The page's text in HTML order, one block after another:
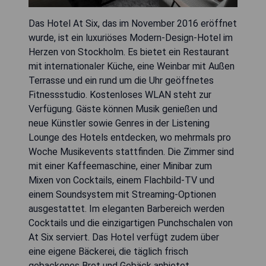
Das Hotel At Six, das im November 2016 eröffnet
wurde, ist ein luxuriöses Modern-Design-Hotel im
Herzen von Stockholm. Es bietet ein Restaurant
mit internationaler Küche, eine Weinbar mit Außen
Terrasse und ein rund um die Uhr geöffnetes
Fitnessstudio. Kostenloses WLAN steht zur
Verfügung. Gäste können Musik genießen und
neue Künstler sowie Genres in der Listening
Lounge des Hotels entdecken, wo mehrmals pro
Woche Musikevents stattfinden. Die Zimmer sind
mit einer Kaffeemaschine, einer Minibar zum
Mixen von Cocktails, einem Flachbild-TV und
einem Soundsystem mit Streaming-Optionen
ausgestattet. Im eleganten Barbereich werden
Cocktails und die einzigartigen Punchschalen von
At Six serviert. Das Hotel verfügt zudem über
eine eigene Bäckerei, die täglich frisch